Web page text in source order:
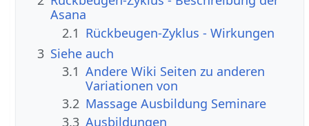
Asana
2.1 Rückbeugen-Zyklus - Wirkungen
3 Siehe auch
3.1 Andere Wiki Seiten zu anderen
Variationen von
3.2 Massage Ausbildung Seminare
3.3 Ausbildungen